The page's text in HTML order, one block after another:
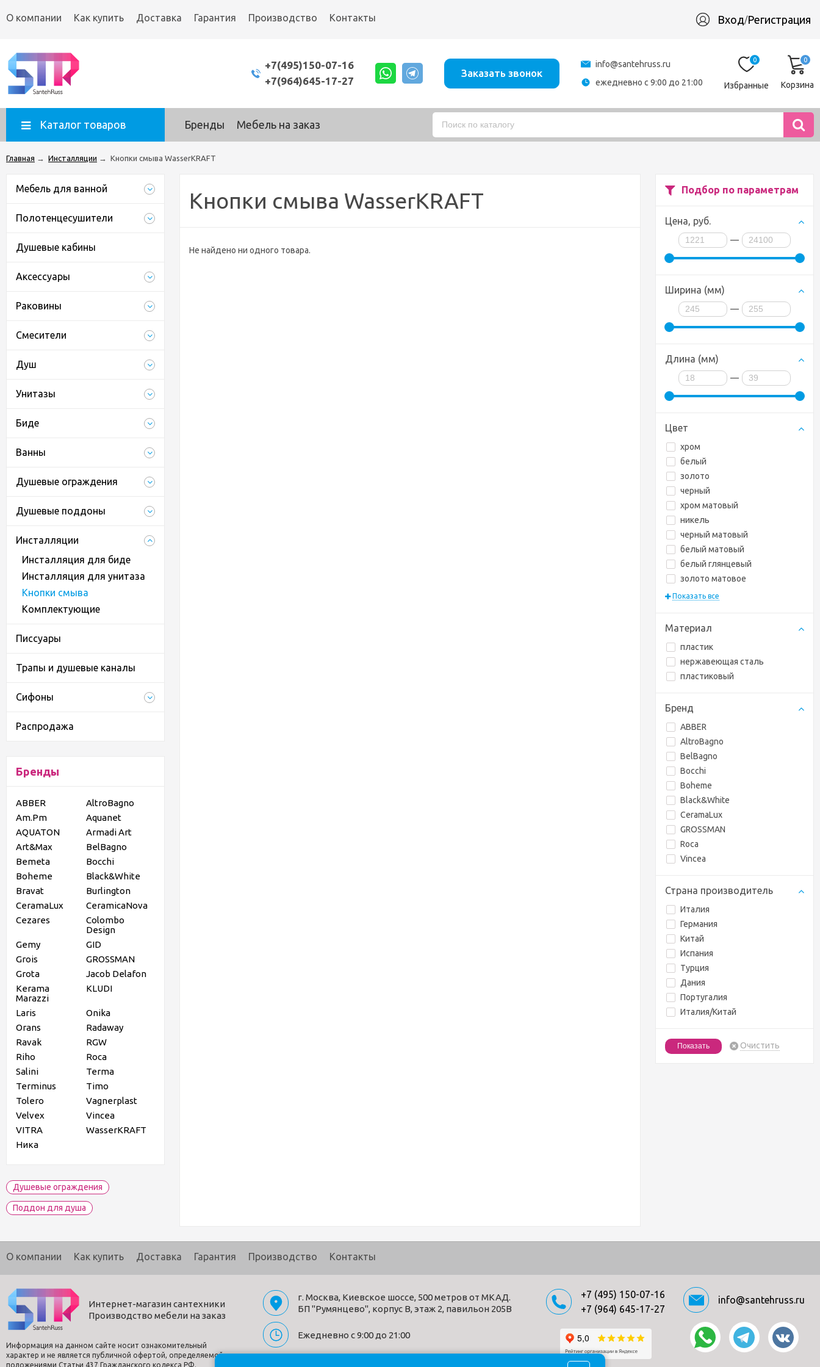
О компании Как купить Доставка Гарантия Производство Контакты Вход/Регистрация
+7(495)150-07-16
+7(964)645-17-27
Заказать звонок
info@santehruss.ru
ежедневно с 9:00 до 21:00
0
Избранные
0
Корзина
Каталог товаров Бренды Мебель на заказ
Главная → Инсталляции → Кнопки смыва WasserKRAFT
Подбор по параметрам
Цена, руб.
—
Ширина (мм)
—
Длина (мм)
—
Цвет
хром
белый
золото
черный
хром матовый
никель
черный матовый
белый матовый
белый глянцевый
золото матовое
Показать все
Материал
пластик
нержавеющая сталь
пластиковый
Бренд
ABBER
AltroBagno
BelBagno
Bocchi
Boheme
Black&White
CeramaLux
GROSSMAN
Roca
Vincea
Страна производитель
Италия
Германия
Китай
Испания
Турция
Дания
Португалия
Италия/Китай
Очистить
Мебель для ванной
Полотенцесушители
Душевые кабины
Аксессуары
Раковины
Смесители
Душ
Унитазы
Биде
Ванны
Душевые ограждения
Душевые поддоны
Инсталляции
Инсталляция для биде
Инсталляция для унитаза
Кнопки смыва
Комплектующие
Писсуары
Трапы и душевые каналы
Сифоны
Распродажа
Бренды
ABBER
AltroBagno
Am.Pm
Aquanet
AQUATON
Armadi Art
Art&Max
BelBagno
Bemeta
Bocchi
Boheme
Black&White
Bravat
Burlington
CeramaLux
CeramicaNova
Cezares
Colombo
Design
Gemy
GID
Grois
GROSSMAN
Grota
Jacob Delafon
Kerama
Marazzi
KLUDI
Laris
Onika
Orans
Radaway
Ravak
RGW
Riho
Roca
Salini
Terma
Terminus
Timo
Tolero
Vagnerplast
Velvex
Vincea
VITRA
WasserKRAFT
Ника
Душевые ограждения
Поддон для душа
Кнопки смыва WasserKRAFT
Не найдено ни одного товара.
О компании Как купить Доставка Гарантия Производство Контакты
Интернет-магазин сантехники
Производство мебели на заказ
Информация на данном сайте носит ознакомительный
характер и не является публичной офертой, определяемой
положениями Статьи 437 Гражданского кодекса РФ.
г. Москва, Киевское шоссе, 500 метров от МКАД.
БП "Румянцево", корпус В, этаж 2, павильон 205В
Ежедневно с 9:00 до 21:00
+7 (495) 150-07-16
+7 (964) 645-17-27
info@santehruss.ru